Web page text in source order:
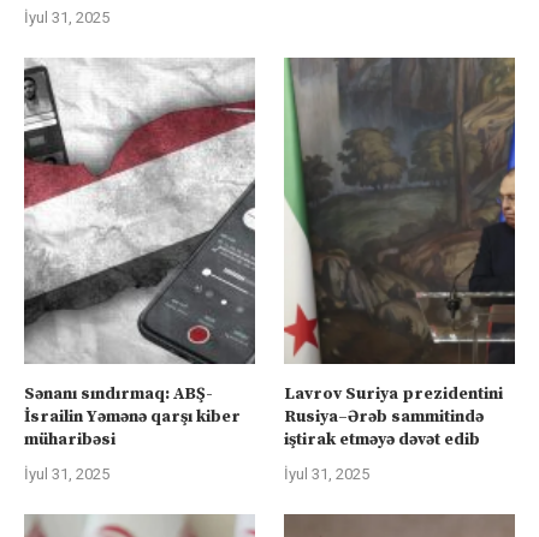
İyul 31, 2025
Sənanı sındırmaq: ABŞ-
İsrailin Yəmənə qarşı kiber
müharibəsi
İyul 31, 2025
Lavrov Suriya prezidentini
Rusiya–Ərəb sammitində
iştirak etməyə dəvət edib
İyul 31, 2025